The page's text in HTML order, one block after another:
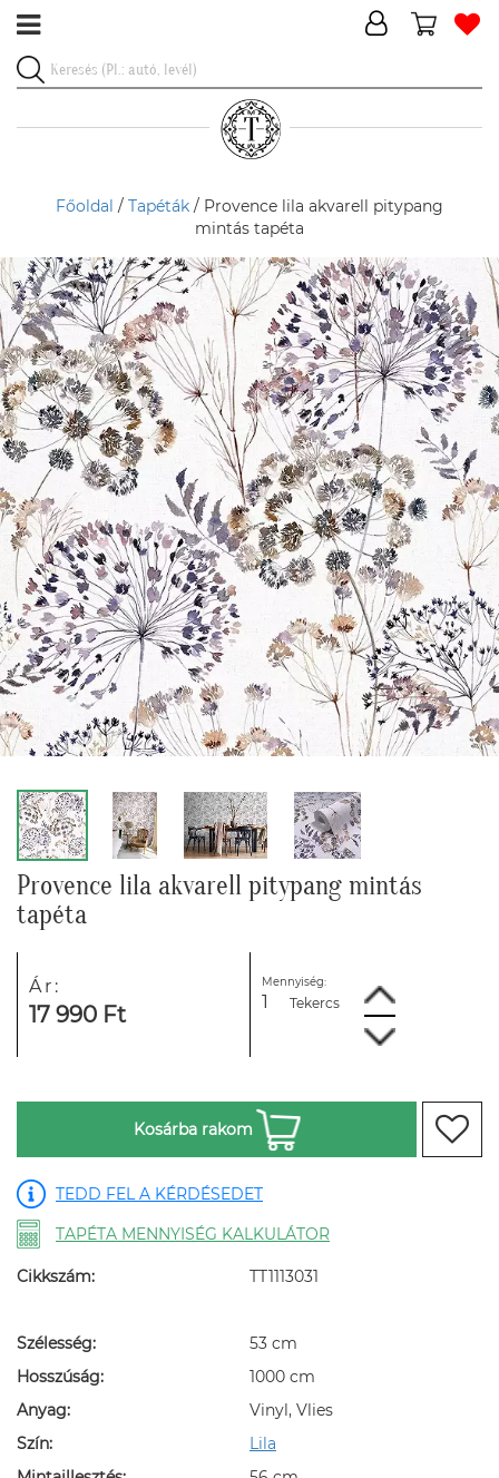
Főoldal / Tapéták / Provence lila akvarell pitypang
mintás tapéta
Provence lila akvarell pitypang mintás
tapéta
Ár:
17 990 Ft
Mennyiség:
Tekercs
Kosárba rakom
TEDD FEL A KÉRDÉSEDET
TAPÉTA MENNYISÉG KALKULÁTOR
Cikkszám: TT1113031
Szélesség:
53 cm
Hosszúság:
1000 cm
Anyag:
Vinyl, Vlies
Szín:
Lila